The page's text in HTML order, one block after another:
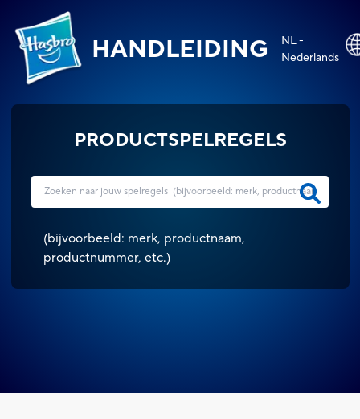
HANDLEIDING
NL -
Nederlands
PRODUCTSPELREGELS
(bijvoorbeeld: merk, productnaam,
productnummer, etc.)